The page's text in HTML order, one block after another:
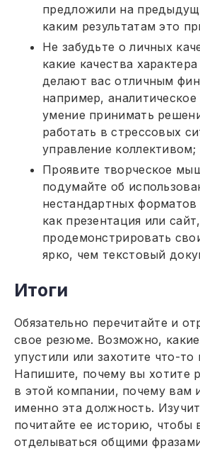
предложили на
каким результатам это
Не забудьте о личных
какие качества
делают вас отличным
например,
умение принимать
работать в стрессовых
управление коллективом;
Проявите творческое
подумайте об
нестандартных форматов
как презентация или
продемонстрировать
ярко, чем текстовый
Итоги
Обязательно перечитайте и
свое резюме. Возможно,
упустили или захотите что-то
Напишите, почему вы хотите
в этой компании, почему вам
именно эта должность.
почитайте ее историю, чтобы
отделываться общими